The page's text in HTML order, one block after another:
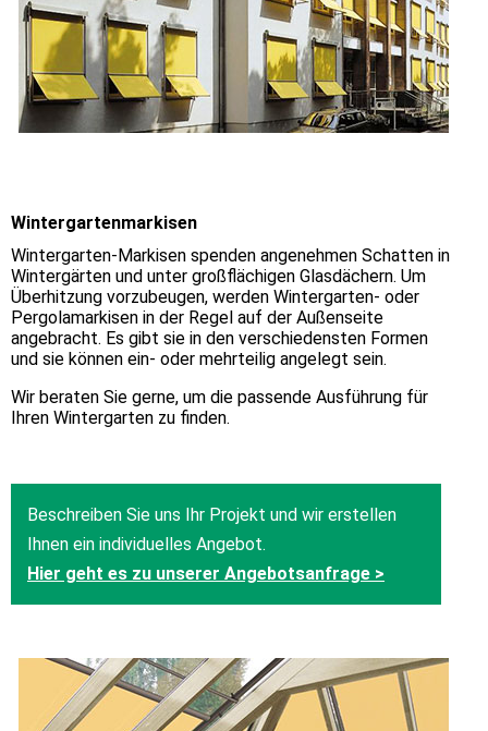
Wintergartenmarkisen
Wintergarten-Markisen spenden angenehmen Schatten in
Wintergärten und unter großflächigen Glasdächern. Um
Überhitzung vorzubeugen, werden Wintergarten- oder
Pergolamarkisen in der Regel auf der Außenseite
angebracht. Es gibt sie in den verschiedensten Formen
und sie können ein- oder mehrteilig angelegt sein.
Wir beraten Sie gerne, um die passende Ausführung für
Ihren Wintergarten zu finden.